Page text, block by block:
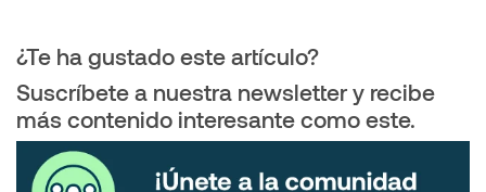
¿Te ha gustado este artículo?
Suscríbete a nuestra newsletter y recibe
más contenido interesante como este.